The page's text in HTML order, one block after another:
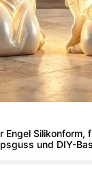
Engel Silikonform,
und DIY-